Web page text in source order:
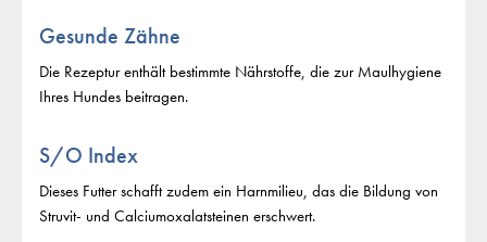
Gesunde Zähne
Die Rezeptur enthält bestimmte Nährstoffe, die zur Maulhygiene
Ihres Hundes beitragen.
S/O Index
Dieses Futter schafft zudem ein Harnmilieu, das die Bildung von
Struvit- und Calciumoxalatsteinen erschwert.